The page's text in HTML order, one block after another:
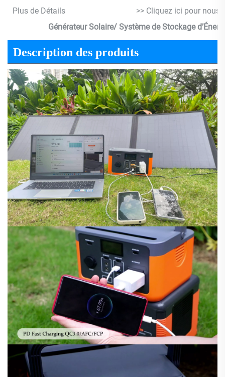
Plus de Détails
>> Cliquez ici pour nous
Générateur Solaire/ Système de Stockage
Description des produits